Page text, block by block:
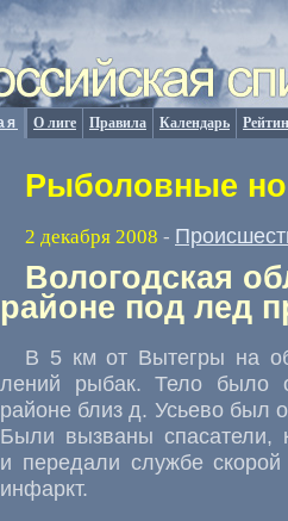
О лиге Правила Календарь
Рыболовные
2 декабря 2008 -
Вологодская
районе под лед
В 5 км от Вытегры на
лений рыбак. Тело было
районе близ д. Усьево был
Были вызваны спасатели,
и передали службе
инфаркт.